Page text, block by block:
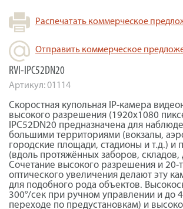
Распечатать коммерческое
Отправить коммерческое
RVI-IPC52DN20
Артикул:01114
Скоростная купольная IP-камера
высокого разрешения (1920х1080
IPC52DN20 предназначена для
большими территориями (вокзалы,
городские площади, стадионы и т.д.) и
(вдоль протяжённых заборов, складов,
Сочетание высокого разрешения и 20-
оптического увеличения делают эту
для подобного рода объектов.
300°/сек при ручном управлении и до
переходе по предустановкам) и